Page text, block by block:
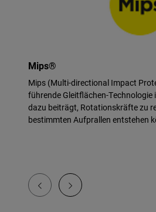
Mips®
Mips (Multi-directional Impact
führende Gleitflächen-Technologie
dazu beiträgt, Rotationskräfte zu
bestimmten Aufprallen entstehen